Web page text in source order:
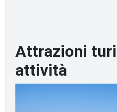
Attrazioni
attività